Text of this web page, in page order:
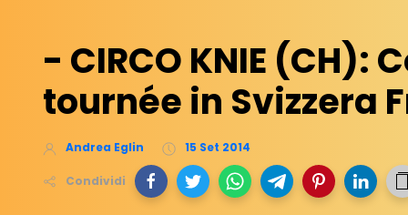
- CIRCO KNIE (CH):
tournée in Svizzera
Andrea Eglin 15 Set 2014
Condividi